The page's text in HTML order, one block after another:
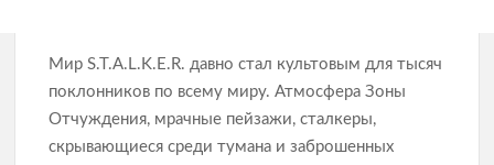
Мир S.T.A.L.K.E.R. давно стал культовым для тысяч
поклонников по всему миру. Атмосфера Зоны
Отчуждения, мрачные пейзажи, сталкеры,
скрывающиеся среди тумана и заброшенных